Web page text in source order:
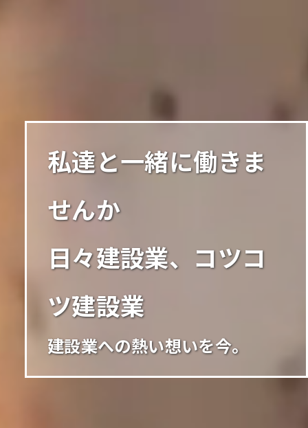
私達と一緒に働きま
せんか
日々建設業、コツコ
ツ建設業
建設業への熱い想いを今。